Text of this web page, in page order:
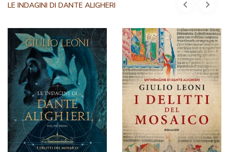
LE INDAGINI DI DANTE ALIGHERI